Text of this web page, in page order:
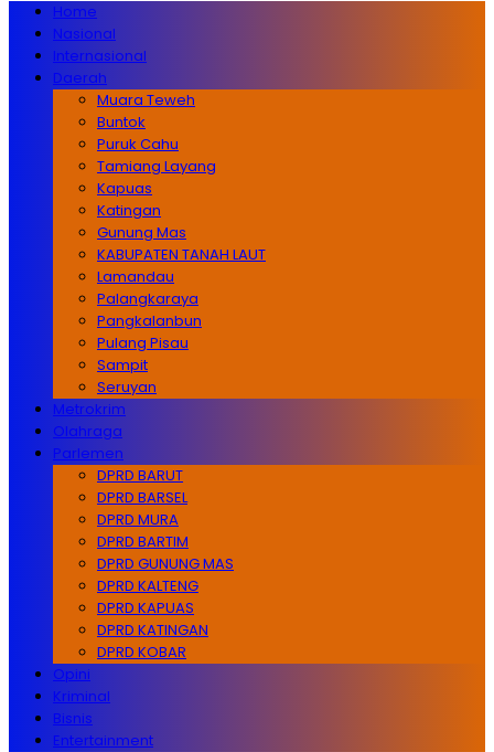
Home
Nasional
Internasional
Daerah
Muara Teweh
Buntok
Puruk Cahu
Tamiang Layang
Kapuas
Katingan
Gunung Mas
KABUPATEN TANAH LAUT
Lamandau
Palangkaraya
Pangkalanbun
Pulang Pisau
Sampit
Seruyan
Metrokrim
Olahraga
Parlemen
DPRD BARUT
DPRD BARSEL
DPRD MURA
DPRD BARTIM
DPRD GUNUNG MAS
DPRD KALTENG
DPRD KAPUAS
DPRD KATINGAN
DPRD KOBAR
Opini
Kriminal
Bisnis
Entertainment